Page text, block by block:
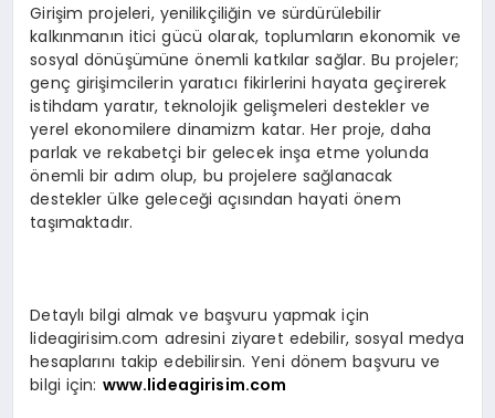
Girişim projeleri, yenilikçiliğin ve sürdürülebilir
kalkınmanın itici gücü olarak, toplumların ekonomik ve
sosyal dönüşümüne önemli katkılar sağlar. Bu projeler;
genç girişimcilerin yaratıcı fikirlerini hayata geçirerek
istihdam yaratır, teknolojik gelişmeleri destekler ve
yerel ekonomilere dinamizm katar. Her proje, daha
parlak ve rekabetçi bir gelecek inşa etme yolunda
önemli bir adım olup, bu projelere sağlanacak
destekler ülke geleceği açısından hayati önem
taşımaktadır.
Detaylı bilgi almak ve başvuru yapmak için
lideagirisim.com adresini ziyaret edebilir, sosyal medya
hesaplarını takip edebilirsin. Yeni dönem başvuru ve
bilgi için: www.lideagirisim.com